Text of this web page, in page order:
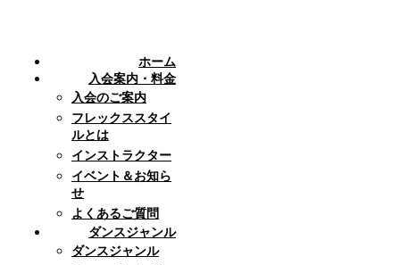
ホーム
入会案内・料金
入会のご案内
フレックススタイ
ルとは
インストラクター
イベント＆お知ら
せ
よくあるご質問
ダンスジャンル
ダンスジャンル